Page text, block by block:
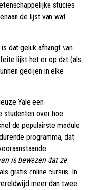
studies
de lijst van wat
dat geluk afhangt van
lijkt het er op dat (als
gedijen in elke
Yale een
studenten over hoe
de populairste module
programma, dat
is bewezen dat ze
gratis online cursus. In
meer dan twee